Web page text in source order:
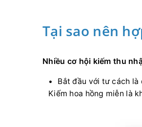
Tại sao nên
Nhiều cơ hội kiếm thu
Bắt đầu với tư cách là
Kiếm hoa hồng miễn là